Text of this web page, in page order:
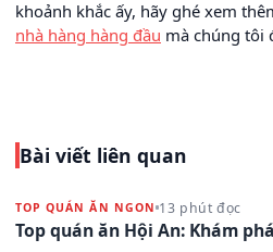
khoảnh khắc ấy, hãy ghé xem
nhà hàng hàng đầu mà chúng tôi
Bài viết liên quan
TOP QUÁN ĂN NGON 13 phút đọc
Top quán ăn Hội An: Khám